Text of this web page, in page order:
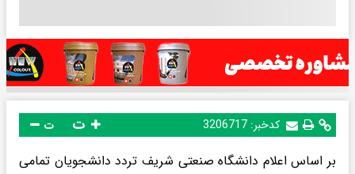
کدخبر: 3206717 ت
بر اساس اعلام دانشگاه صنعتی شریف تردد دانشجویان تمامی